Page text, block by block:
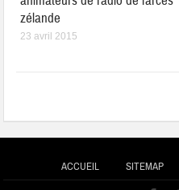
zélande
23 avril 2015
ACCUEIL SITEMAP